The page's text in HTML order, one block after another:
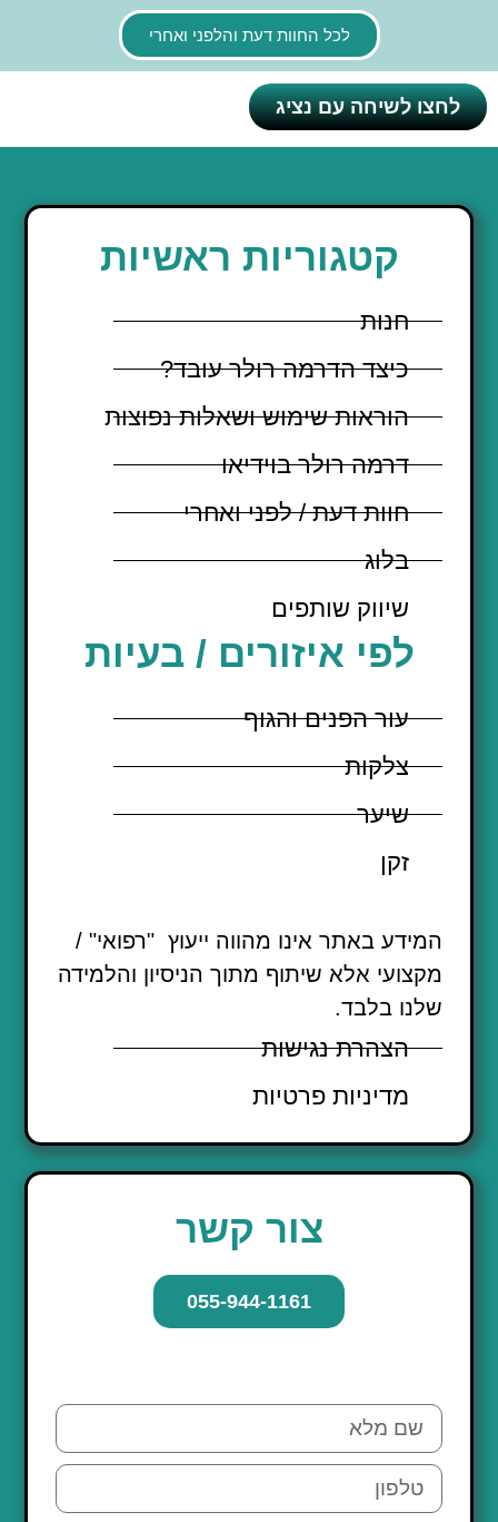
לכל החוות דעת והלפני ואחרי
לחצו לשיחה עם נציג
קטגוריות ראשיות
חנות
כיצד הדרמה רולר עובד?
הוראות שימוש ושאלות נפוצות
דרמה רולר בוידיאו
חוות דעת / לפני ואחרי
בלוג
שיווק שותפים
לפי איזורים / בעיות
עור הפנים והגוף
צלקות
שיער
זקן
המידע באתר אינו מהווה ייעוץ "רפואי" /
מקצועי אלא שיתוף מתוך הניסיון והלמידה
שלנו בלבד.
הצהרת נגישות
מדיניות פרטיות
צור קשר
055-944-1161